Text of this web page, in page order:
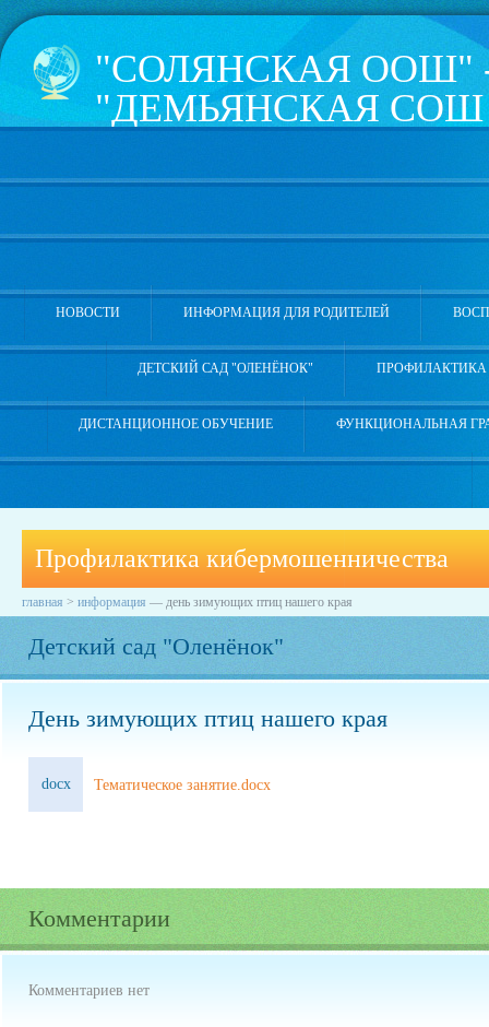
Профилактика кибермошенничества
главная > информация — день зимующих птиц нашего края
Детский сад "Оленёнок"
День зимующих птиц нашего края
docx Тематическое занятие.docx
Комментарии
Комментариев нет
"СОЛЯНСКАЯ ООШ"
"ДЕМЬЯНСКАЯ СОШ
РАЙОНА
626181, Тюменская
НОВОСТИ ИНФОРМАЦИЯ ДЛЯ РОДИТЕЛЕЙ
ДЕТСКИЙ САД "ОЛЕНЁНОК"
ДИСТАНЦИОННОЕ ОБУЧЕНИЕ ФУНКЦИОНАЛЬНАЯ